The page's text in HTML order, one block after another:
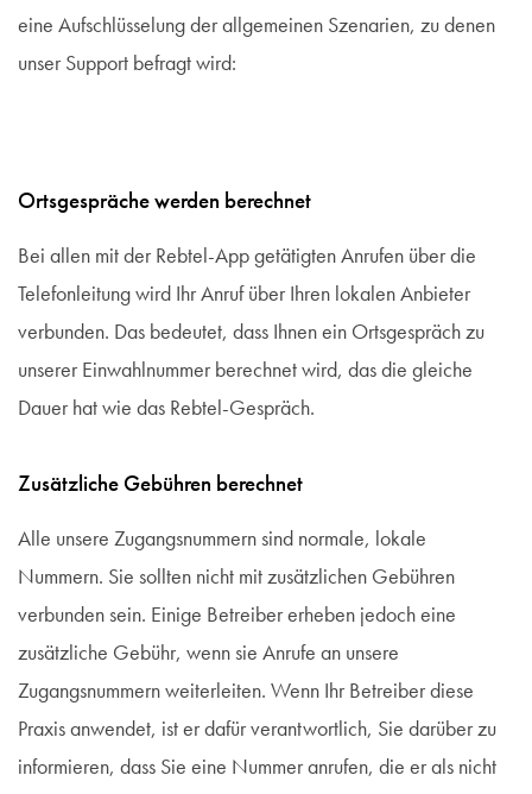
eine Aufschlüsselung der allgemeinen Szenarien, zu denen
unser Support befragt wird:
Ortsgespräche werden berechnet
Bei allen mit der Rebtel-App getätigten Anrufen über die
Telefonleitung wird Ihr Anruf über Ihren lokalen Anbieter
verbunden. Das bedeutet, dass Ihnen ein Ortsgespräch zu
unserer Einwahlnummer berechnet wird, das die gleiche
Dauer hat wie das Rebtel-Gespräch.
Zusätzliche Gebühren berechnet
Alle unsere Zugangsnummern sind normale, lokale
Nummern. Sie sollten nicht mit zusätzlichen Gebühren
verbunden sein. Einige Betreiber erheben jedoch eine
zusätzliche Gebühr, wenn sie Anrufe an unsere
Zugangsnummern weiterleiten. Wenn Ihr Betreiber diese
Praxis anwendet, ist er dafür verantwortlich, Sie darüber zu
informieren, dass Sie eine Nummer anrufen, die er als nicht